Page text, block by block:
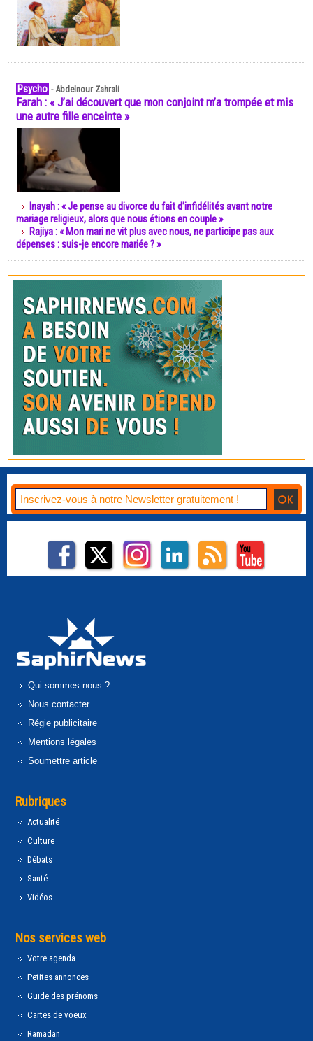
Psycho -Abdelnour Zahrali
Farah : « J’ai découvert que mon conjoint m’a trompée et mis
une autre fille enceinte »
Inayah : « Je pense au divorce du fait d’infidélités avant notre
mariage religieux, alors que nous étions en couple »
Rajiya : « Mon mari ne vit plus avec nous, ne participe pas aux
dépenses : suis-je encore mariée ? »
Qui sommes-nous ?
Nous contacter
Régie publicitaire
Mentions légales
Soumettre article
Rubriques
Actualité
Culture
Débats
Santé
Vidéos
Nos services web
Votre agenda
Petites annonces
Guide des prénoms
Cartes de voeux
Ramadan